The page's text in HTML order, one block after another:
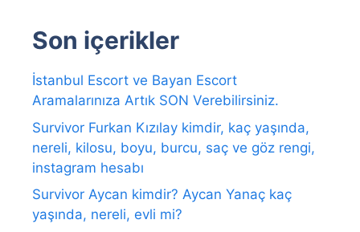
Son içerikler
İstanbul Escort ve Bayan Escort
Aramalarınıza Artık SON Verebilirsiniz.
Survivor Furkan Kızılay kimdir, kaç yaşında,
nereli, kilosu, boyu, burcu, saç ve göz rengi,
instagram hesabı
Survivor Aycan kimdir? Aycan Yanaç kaç
yaşında, nereli, evli mi?